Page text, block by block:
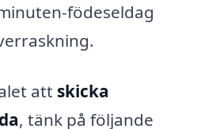
födeseldag
att skicka
, tänk på följande